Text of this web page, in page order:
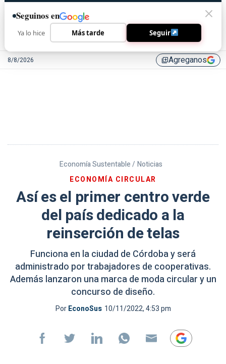
8/8/2026 library_addAgreganos
Economía Sustentable / Noticias
ECONOMÍA CIRCULAR
Así es el primer centro verde
del país dedicado a la
reinserción de telas
Funciona en la ciudad de Córdoba y será
administrado por trabajadores de cooperativas.
Además lanzaron una marca de moda circular y un
concurso de diseño.
PorEconoSus 10/11/2022, 4:53 pm
Seguinos en
Ya lo hice Más tarde Seguir